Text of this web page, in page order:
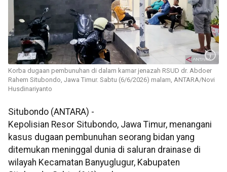
Korba dugaan pembunuhan di dalam kamar jenazah RSUD dr. Abdoer
Rahem Situbondo, Jawa Timur. Sabtu (6/6/2026) malam, ANTARA/Novi
Husdinariyanto
Situbondo (ANTARA) -
Kepolisian Resor Situbondo, Jawa Timur, menangani
kasus dugaan pembunuhan seorang bidan yang
ditemukan meninggal dunia di saluran drainase di
wilayah Kecamatan Banyuglugur, Kabupaten